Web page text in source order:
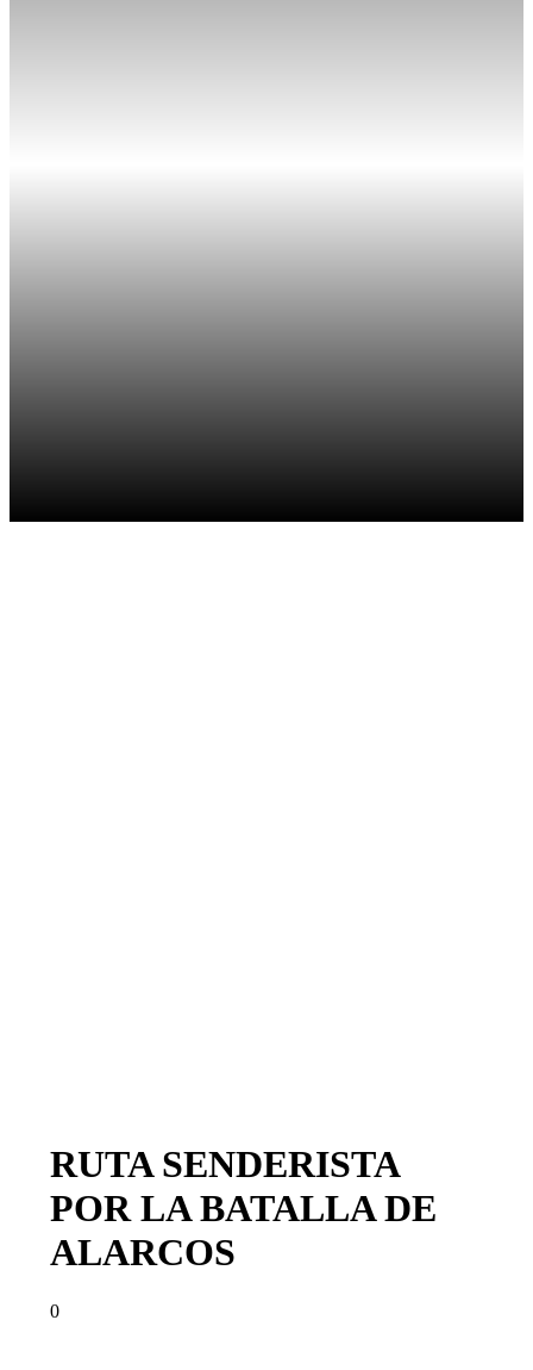
RUTA SENDERISTA
POR LA BATALLA DE
ALARCOS
0